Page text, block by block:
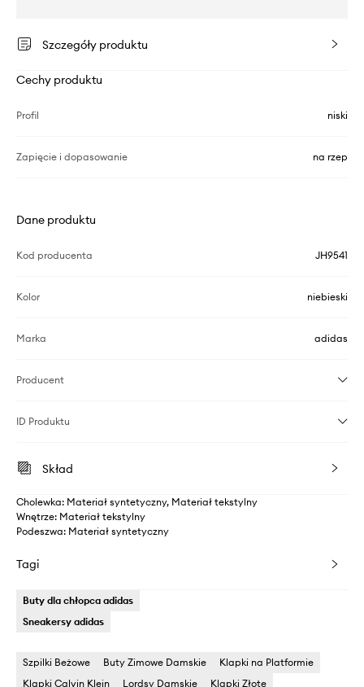
Szczegóły produktu
Cechy produktu
Profil niski
Zapięcie i dopasowanie na rzep
Dane produktu
Kod producenta JH9541
Kolor niebieski
Marka adidas
Producent
ID Produktu
Skład
Cholewka: Materiał syntetyczny, Materiał tekstylny
Wnętrze: Materiał tekstylny
Podeszwa: Materiał syntetyczny
Tagi
Buty dla chłopca adidas
Sneakersy adidas
Szpilki Beżowe Buty Zimowe Damskie
Klapki na Platformie
Klapki Calvin Klein
Lordsy Damskie Klapki Złote